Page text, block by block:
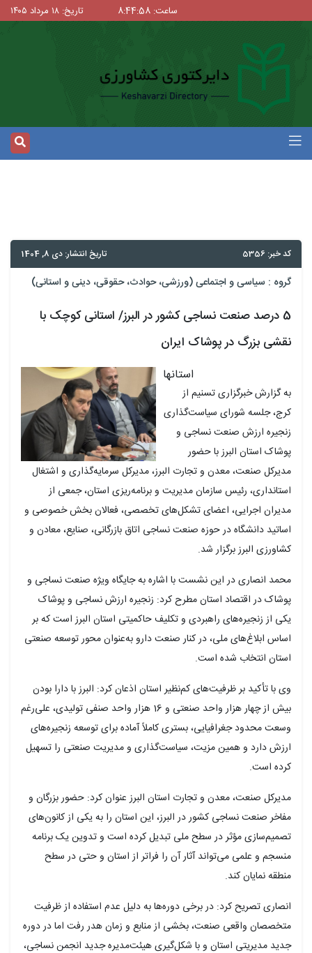
ساعت: 8:44:58 تاریخ: ۱۸ مرداد ۱۴۰۵
کد خبر: 5356 تاریخ انتشار: دی 8, 1404
گروه : سیاسی و اجتماعی (ورزشی، حوادث، حقوقی، دینی و استانی)
5 درصد صنعت نساجی کشور در البرز/ استانی کوچک با
نقشی بزرگ در پوشاک ایران
استانها
به گزارش خبرگزاری تسنیم از
کرج، جلسه شورای سیاست‌گذاری
زنجیره ارزش صنعت نساجی و
پوشاک استان البرز با حضور
مدیرکل صنعت، معدن و تجارت البرز، مدیرکل سرمایه‌گذاری و اشتغال
استانداری، رئیس سازمان مدیریت و برنامه‌ریزی استان، جمعی از
مدیران اجرایی، اعضای تشکل‌های تخصصی، فعالان بخش خصوصی و
اساتید دانشگاه در حوزه صنعت نساجی اتاق بازرگانی، صنایع، معادن و
کشاورزی البرز برگزار شد.
محمد انصاری در این نشست با اشاره به جایگاه ویژه صنعت نساجی و
پوشاک در اقتصاد استان مطرح کرد: زنجیره ارزش نساجی و پوشاک
یکی از زنجیره‌های راهبردی و تکلیف حاکمیتی استان البرز است که بر
اساس ابلاغ‌های ملی، در کنار صنعت دارو به‌عنوان محور توسعه صنعتی
استان انتخاب شده است.
وی با تأکید بر ظرفیت‌های کم‌نظیر استان اذعان کرد: البرز با دارا بودن
بیش از چهار هزار واحد صنعتی و 16 هزار واحد صنفی تولیدی، علی‌رغم
وسعت محدود جغرافیایی، بستری کاملاً آماده برای توسعه زنجیره‌های
ارزش دارد و همین مزیت، سیاست‌گذاری و مدیریت صنعتی را تسهیل
کرده است.
مدیرکل صنعت، معدن و تجارت استان البرز عنوان کرد: حضور بزرگان و
مفاخر صنعت نساجی کشور در البرز، این استان را به یکی از کانون‌های
تصمیم‌سازی مؤثر در سطح ملی تبدیل کرده است و تدوین یک برنامه
منسجم و علمی می‌تواند آثار آن را فراتر از استان و حتی در سطح
منطقه نمایان کند.
انصاری تصریح کرد: در برخی دوره‌ها به دلیل عدم استفاده از ظرفیت
متخصصان واقعی صنعت، بخشی از منابع و زمان هدر رفت اما در دوره
جدید مدیریتی استان و با شکل‌گیری هیئت‌مدیره جدید انجمن نساجی،